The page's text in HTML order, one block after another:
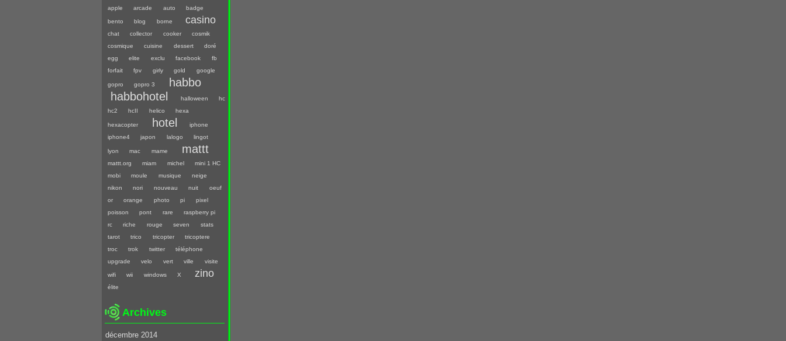
apple
arcade auto badge
bento blog borne casino
chat collector cooker
cosmik
cosmique
cuisine dessert
doré
egg
elite exclu facebook
fb
forfait
fpv girly gold google
gopro gopro 3
habbo
habbohotel
halloween
hc
hc2
hcII helico hexa
hexacopter hotel
iphone
iphone4
japon lalogo lingot
lyon mac mame mattt
mattt.org miam michel
mini 1 HC
mobi
moule musique
neige
nikon
nori nouveau nuit
oeuf
or
orange photo pi
pixel
poisson
pont rare
raspberry pi
rc
riche rouge seven
stats
tarot
trico tricopter
tricoptere
troc
trok twitter
téléphone
upgrade
velo vert ville visite
wifi wii windows X zino
élite
Archives
décembre 2014